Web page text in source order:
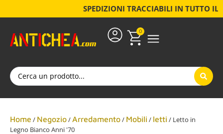
SPEDIZIONI TRACCIABILI IN TUTTO IL
0
Home / Negozio/Arredamento/ Mobili / letti / Letto in
Legno Bianco Anni '70